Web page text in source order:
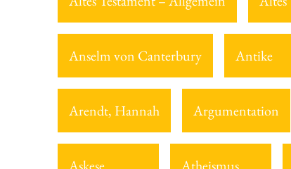
Anselm von Canterbury Antike
Arendt, Hannah Argumentation